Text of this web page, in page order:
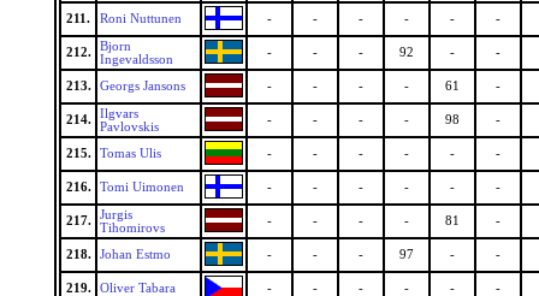
211. Roni Nuttunen - - - - - -
212.
Bjorn
Ingevaldsson
- - - 92 - -
213. Georgs Jansons - - - - 61 -
214.
Ilgvars
Pavlovskis
- - - - 98 -
215. Tomas Ulis - - - - - -
216. Tomi Uimonen - - - - - -
217.
Jurgis
Tihomirovs
- - - - 81 -
218. Johan Estmo - - - 97 - -
219. Oliver Tabara - - - - - -